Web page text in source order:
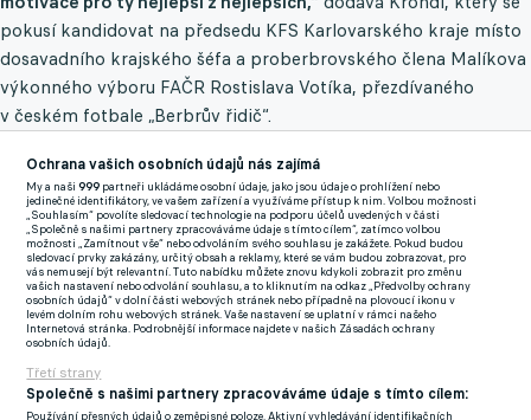
pokusí kandidovat na předsedu KFS Karlovarského kraje místo
dosavadního krajského šéfa a proberbrovského člena Malíkova
výkonného výboru FAČR Rostislava Votíka, přezdívaného
v českém fotbale „Berbrův řidič“.
„Nechci ovšem pracovat pod stávajícími členy výkonného
výboru FAČR. Ti mě lidsky neskutečně zklamali,“říká Václav
Krondl.
Mimochodem právě do Karlovarského kraje měl koncem
minulého roku zajet na „inspekční cestu“ Martin Malík a jeho
lidé ze Strahova. Důvod? Údajně mj. přesvědčit Rostislava
Votíka, aby znovu kandidoval.
Co také Krondl ve Sportu řekl:
Ochrana vašich osobních údajů nás zajímá
My a naši999 partneři ukládáme osobní údaje, jako jsou údaje o prohlížení nebo
jedinečné identifikátory, ve vašem zařízení a využíváme přístup k nim. Volbou možnosti
„Souhlasím“ povolíte sledovací technologie na podporu účelů uvedených v části
„Společně s našimi partnery zpracováváme údaje s tímto cílem“, zatímco volbou
možnosti „Zamítnout vše“ nebo odvoláním svého souhlasu je zakážete. Pokud budou
sledovací prvky zakázány, určitý obsah a reklamy, které se vám budou zobrazovat, pro
vás nemusejí být relevantní. Tuto nabídku můžete znovu kdykoli zobrazit pro změnu
vašich nastavení nebo odvolání souhlasu, a to kliknutím na odkaz „Předvolby ochrany
osobních údajů“ v dolní části webových stránek nebo případně na plovoucí ikonu v
levém dolním rohu webových stránek. Vaše nastavení se uplatní v rámci našeho
Internetová stránka. Podrobnější informace najdete v našich Zásadách ochrany
osobních údajů.
Třetí strany
Společně s našimi partnery zpracováváme údaje s tímto cílem:
Používání přesných údajů o zeměpisné poloze. Aktivní vyhledávání identifikačních